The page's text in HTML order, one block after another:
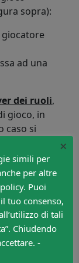
sopra):
giocatore
ad una
dei ruoli,
gioco, in
caso si
d’inizio
2 giocatori
×
simili per
per altre
Puoi
tuo consenso,
di tali
Chiudendo
-